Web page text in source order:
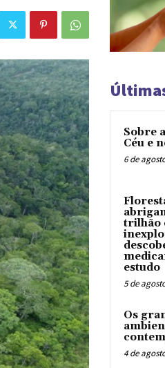
Sobre
Céu e
6 de
trilhão
estudo
5 de
Os
4 de